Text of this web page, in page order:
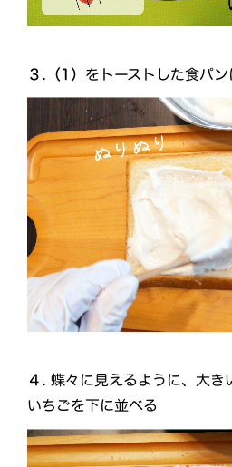
３. （1） をトーストした食パン
４.蝶々に見えるように、大き
いちごを下に並べる